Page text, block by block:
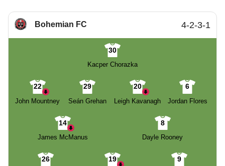
Bohemian FC 4-2-3-1
30
Kacper Chorazka
22
John Mountney
29
Seán Grehan
20
Leigh Kavanagh
6
Jordan Flores
14
James McManus
8
Dayle Rooney
26
19
9